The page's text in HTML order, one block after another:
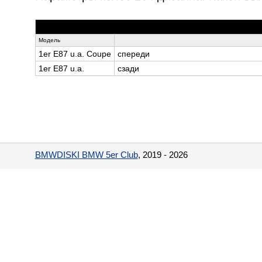
BMWDISKI BMW 5er Club, 2019 - 2026
Модель
1er E87 u.a. Coupe спереди
1er E87 u.a.
сзади